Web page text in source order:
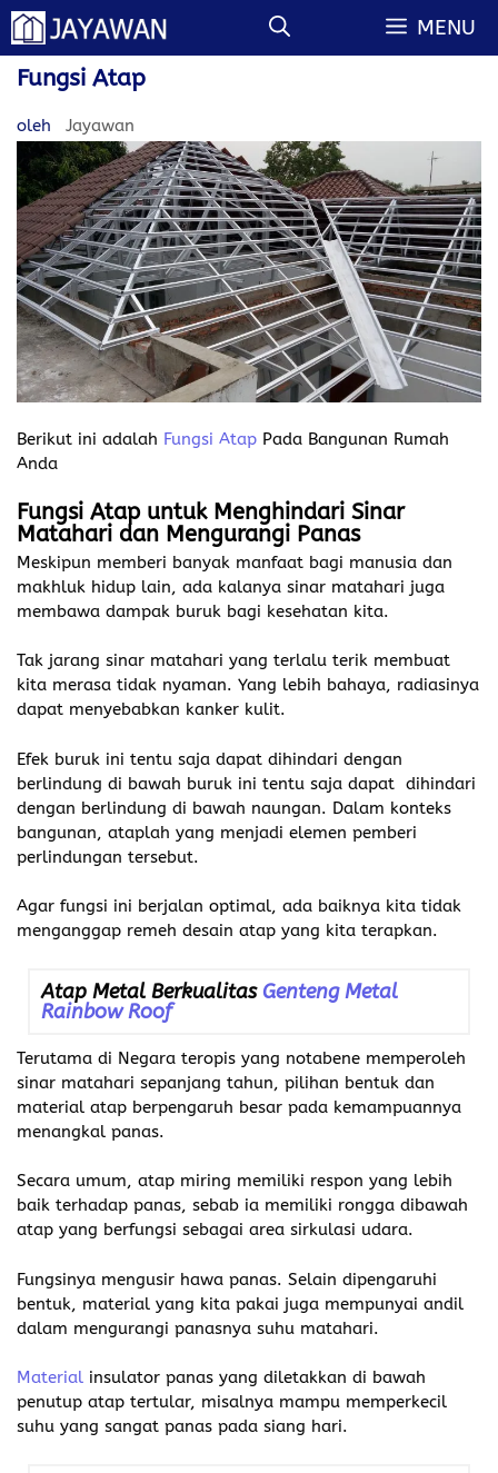
Langsung
ke
isi
MENU
Fungsi Atap
oleh Jayawan
Berikut ini adalah Fungsi Atap Pada Bangunan Rumah
Anda
Fungsi Atap untuk Menghindari Sinar
Matahari dan Mengurangi Panas
Meskipun memberi banyak manfaat bagi manusia dan
makhluk hidup lain, ada kalanya sinar matahari juga
membawa dampak buruk bagi kesehatan kita.
Tak jarang sinar matahari yang terlalu terik membuat
kita merasa tidak nyaman. Yang lebih bahaya, radiasinya
dapat menyebabkan kanker kulit.
Efek buruk ini tentu saja dapat dihindari dengan
berlindung di bawah buruk ini tentu saja dapat dihindari
dengan berlindung di bawah naungan. Dalam konteks
bangunan, ataplah yang menjadi elemen pemberi
perlindungan tersebut.
Agar fungsi ini berjalan optimal, ada baiknya kita tidak
menganggap remeh desain atap yang kita terapkan.
Atap Metal Berkualitas Genteng Metal
Rainbow Roof
Terutama di Negara teropis yang notabene memperoleh
sinar matahari sepanjang tahun, pilihan bentuk dan
material atap berpengaruh besar pada kemampuannya
menangkal panas.
Secara umum, atap miring memiliki respon yang lebih
baik terhadap panas, sebab ia memiliki rongga dibawah
atap yang berfungsi sebagai area sirkulasi udara.
Fungsinya mengusir hawa panas. Selain dipengaruhi
bentuk, material yang kita pakai juga mempunyai andil
dalam mengurangi panasnya suhu matahari.
Material insulator panas yang diletakkan di bawah
penutup atap tertular, misalnya mampu memperkecil
suhu yang sangat panas pada siang hari.